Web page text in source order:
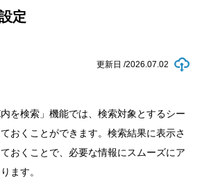
定
更新日 /2026.07.02
を検索」機能では、検索対象とするシー
おくことができます。検索結果に表示さ
おくことで、必要な情報にスムーズにア
ます。